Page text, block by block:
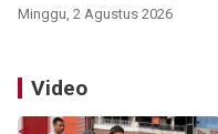
Minggu, 2 Agustus 2026
Video